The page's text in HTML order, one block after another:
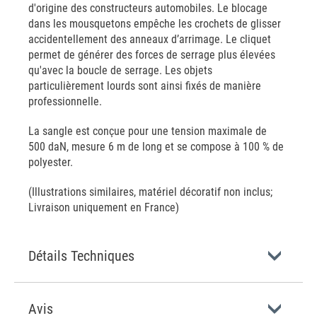
d'origine des constructeurs automobiles. Le blocage
dans les mousquetons empêche les crochets de glisser
accidentellement des anneaux d’arrimage. Le cliquet
permet de générer des forces de serrage plus élevées
qu'avec la boucle de serrage. Les objets
particulièrement lourds sont ainsi fixés de manière
professionnelle.
La sangle est conçue pour une tension maximale de
500 daN, mesure 6 m de long et se compose à 100 % de
polyester.
(Illustrations similaires, matériel décoratif non inclus;
Livraison uniquement en France)
Détails Techniques
Avis